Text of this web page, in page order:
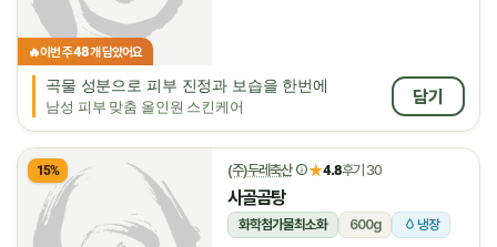
🔥이번 주48개 담았어요
곡물 성분으로 피부 진정과 보습을 한번에
남성 피부 맞춤 올인원 스킨케어
담기
15% (주)두레축산 ★4.8후기 30
사골곰탕
화학첨가물최소화 600g 냉장